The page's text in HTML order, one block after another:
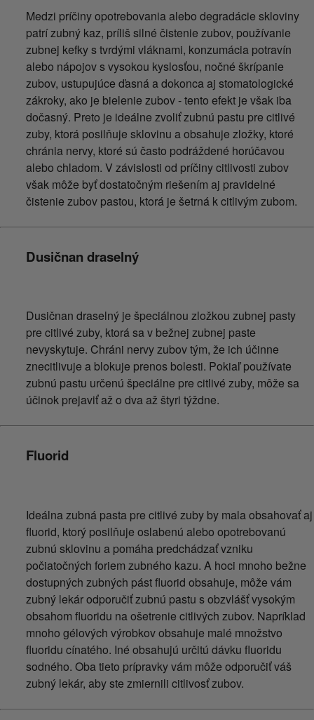
Medzi príčiny opotrebovania alebo degradácie skloviny
patrí zubný kaz, príliš silné čistenie zubov, používanie
zubnej kefky s tvrdými vláknami, konzumácia potravín
alebo nápojov s vysokou kyslosťou, nočné škrípanie
zubov, ustupujúce ďasná a dokonca aj stomatologické
zákroky, ako je bielenie zubov - tento efekt je však iba
dočasný. Preto je ideálne zvoliť zubnú pastu pre citlivé
zuby, ktorá posilňuje sklovinu a obsahuje zložky, ktoré
chránia nervy, ktoré sú často podráždené horúčavou
alebo chladom. V závislosti od príčiny citlivosti zubov
však môže byť dostatočným riešením aj pravidelné
čistenie zubov pastou, ktorá je šetrná k citlivým zubom.
Dusičnan draselný
Dusičnan draselný je špeciálnou zložkou zubnej pasty
pre citlivé zuby, ktorá sa v bežnej zubnej paste
nevyskytuje. Chráni nervy zubov tým, že ich účinne
znecitlivuje a blokuje prenos bolesti. Pokiaľ používate
zubnú pastu určenú špeciálne pre citlivé zuby, môže sa
účinok prejaviť až o dva až štyri týždne.
Fluorid
Ideálna zubná pasta pre citlivé zuby by mala obsahovať aj
fluorid, ktorý posilňuje oslabenú alebo opotrebovanú
zubnú sklovinu a pomáha predchádzať vzniku
počiatočných foriem zubného kazu. A hoci mnoho bežne
dostupných zubných pást fluorid obsahuje, môže vám
zubný lekár odporučiť zubnú pastu s obzvlášť vysokým
obsahom fluoridu na ošetrenie citlivých zubov. Napríklad
mnoho gélových výrobkov obsahuje malé množstvo
fluoridu cínatého. Iné obsahujú určitú dávku fluoridu
sodného. Oba tieto prípravky vám môže odporučiť váš
zubný lekár, aby ste zmiernili citlivosť zubov.